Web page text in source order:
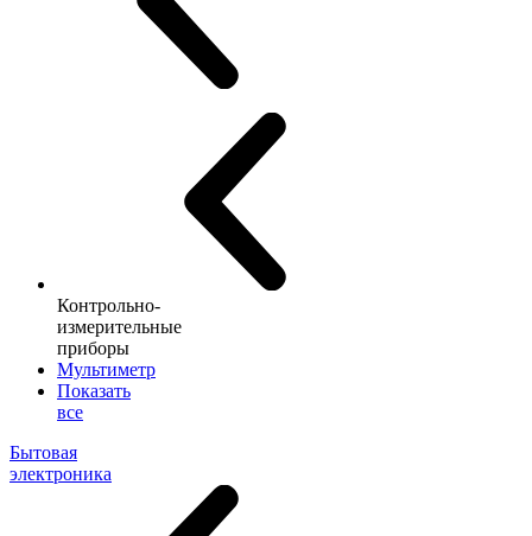
Контрольно-
измерительные
приборы
Мультиметр
Показать
все
Бытовая
электроника